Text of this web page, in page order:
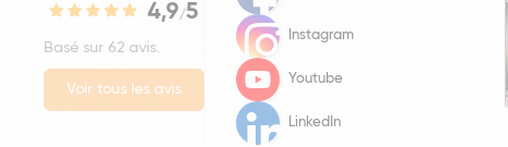
4,9/5
Basé sur 62 avis.
Voir tous les avis
Instagram
Youtube
LinkedIn